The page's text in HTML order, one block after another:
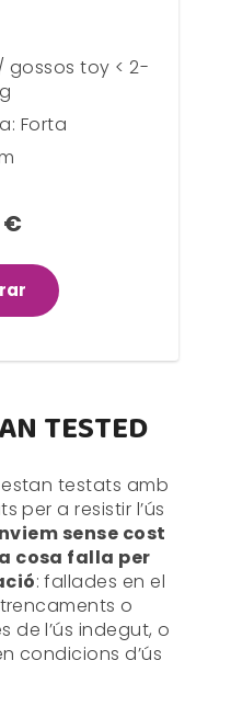
gossos toy < 2-
Forta
€
TESTED
testats amb
per a resistir l’ús
sense cost
cosa falla per
: fallades en el
o
de l’ús indegut, o
condicions d’ús